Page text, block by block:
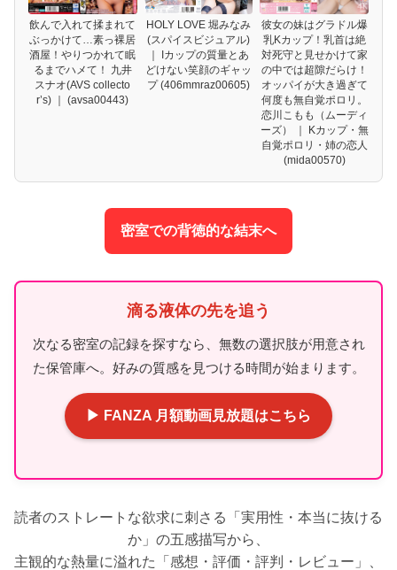
飲んで入れて揉まれて
ぶっかけて…素っ裸居
酒屋！やりつかれて眠
るまでハメて！ 九井
スナオ(AVS collecto
r’s) ｜ (avsa00443)
HOLY LOVE 堀みなみ
(スパイスビジュアル)
｜ Iカップの質量とあ
どけない笑顔のギャッ
プ (406mmraz00605)
彼女の妹はグラドル爆
乳Kカップ！乳首は絶
対死守と見せかけて家
の中では超隙だらけ！
オッパイが大き過ぎて
何度も無自覚ポロリ。
恋川こもも（ムーディ
ーズ） ｜ Kカップ・無
自覚ポロリ・姉の恋人
(mida00570)
密室での背徳的な結末へ
滴る液体の先を追う
次なる密室の記録を探すなら、無数の選択肢が用意され
た保管庫へ。好みの質感を見つける時間が始まります。
▶ FANZA 月額動画見放題はこちら
読者のストレートな欲求に刺さる「実用性・本当に抜ける
か」の五感描写から、
主観的な熱量に溢れた「感想・評価・評判・レビュー」、